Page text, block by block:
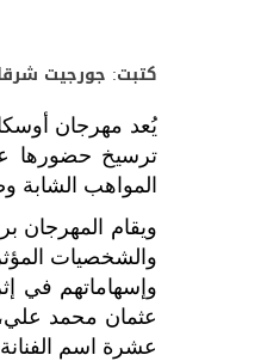
كتبت: جورجيت
يُعد مهرجان
ترسيخ حضورها
المواهب الشابة
ويقام المهرجان
والشخصيات
وإسهاماتهم في
عثمان محمد علي،
عشرة اسم